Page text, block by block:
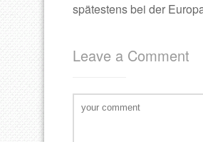
spätestens bei der
Leave a Comment